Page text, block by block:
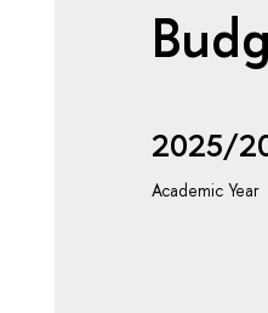
2025/
Academic Year